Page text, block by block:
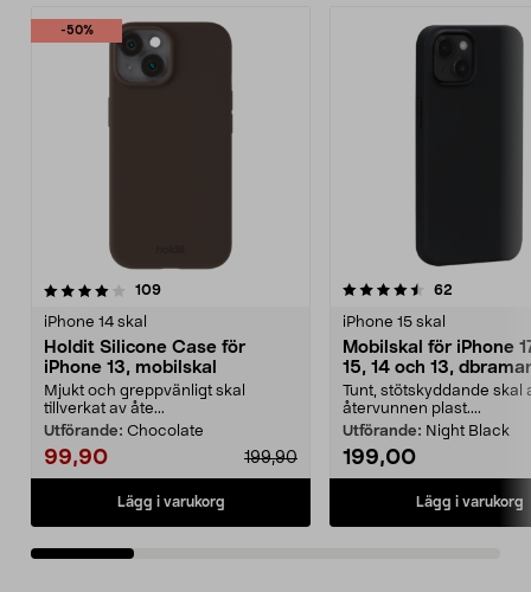
-50%
109recensioner
iPhone 14 skal
Holdit Silicone Case för
iPhone 13, mobilskal
Mjukt och greppvänligt skal
tillverkat av åte...
Utförande: Chocolate
99,90 199,90
Lägg i varukorg
4.5 av 5 stjärnor 62
iPhone 15 skal
Mobilskal för iPhone
15, 14 och 13,
Greenland
Tunt, stötskyddande skal
återvunnen plast....
Utförande: Night Black
199,00
Lägg i varukorg
4.5 av 5 stjärnor